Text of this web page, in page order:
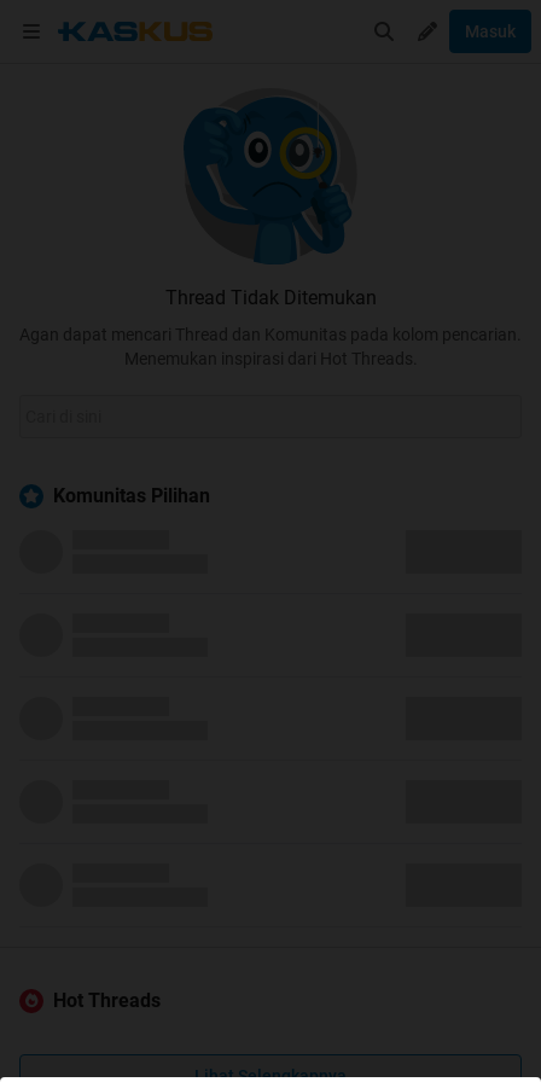
Masuk
Thread Tidak Ditemukan
Agan dapat mencari Thread dan Komunitas pada kolom pencarian.
Menemukan inspirasi dari Hot Threads.
Komunitas Pilihan
Hot Threads
Lihat Selengkapnya